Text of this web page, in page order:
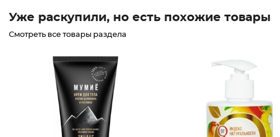
Уже раскупили, но есть похожие товары
Смотреть все товары раздела